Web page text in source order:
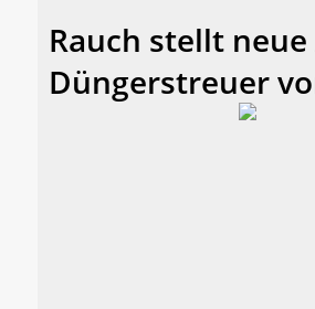
Rauch stellt neue
Düngerstreuer